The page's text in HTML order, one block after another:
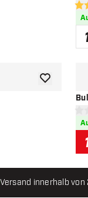
5
öffnen
Zur
0
Versand innerhalb von